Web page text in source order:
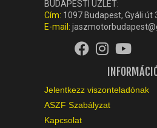
BUDAPESTI ÜZLET:
Cím: 1097 Budapest, Gyáli út
E-mail:
Jelentkezz viszonteladónak
ASZF Szabályzat
Kapcsolat